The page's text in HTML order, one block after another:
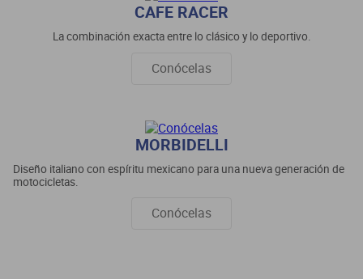
CAFE RACER
La combinación exacta entre lo clásico y lo deportivo.
Conócelas
MORBIDELLI
Diseño italiano con espíritu mexicano para una nueva generación de
motocicletas.
Conócelas